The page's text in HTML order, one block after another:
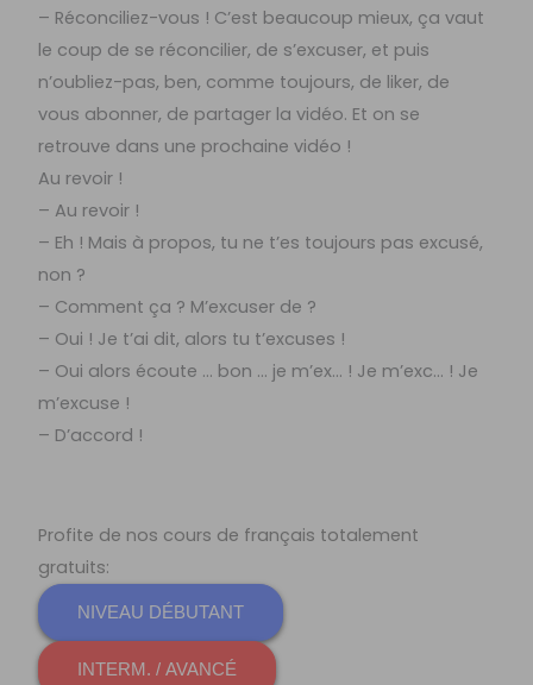
– Réconciliez-vous ! C’est beaucoup mieux, ça vaut
le coup de se réconcilier, de s’excuser, et puis
n’oubliez-pas, ben, comme toujours, de liker, de
vous abonner, de partager la vidéo. Et on se
retrouve dans une prochaine vidéo !
Au revoir !
– Au revoir !
– Eh ! Mais à propos, tu ne t’es toujours pas excusé,
non ?
– Comment ça ? M’excuser de ?
– Oui ! Je t’ai dit, alors tu t’excuses !
– Oui alors écoute … bon … je m’ex… ! Je m’exc… ! Je
m’excuse !
– D’accord !
Profite de nos cours de français totalement
gratuits:
NIVEAU DÉBUTANT
INTERM. / AVANCÉ